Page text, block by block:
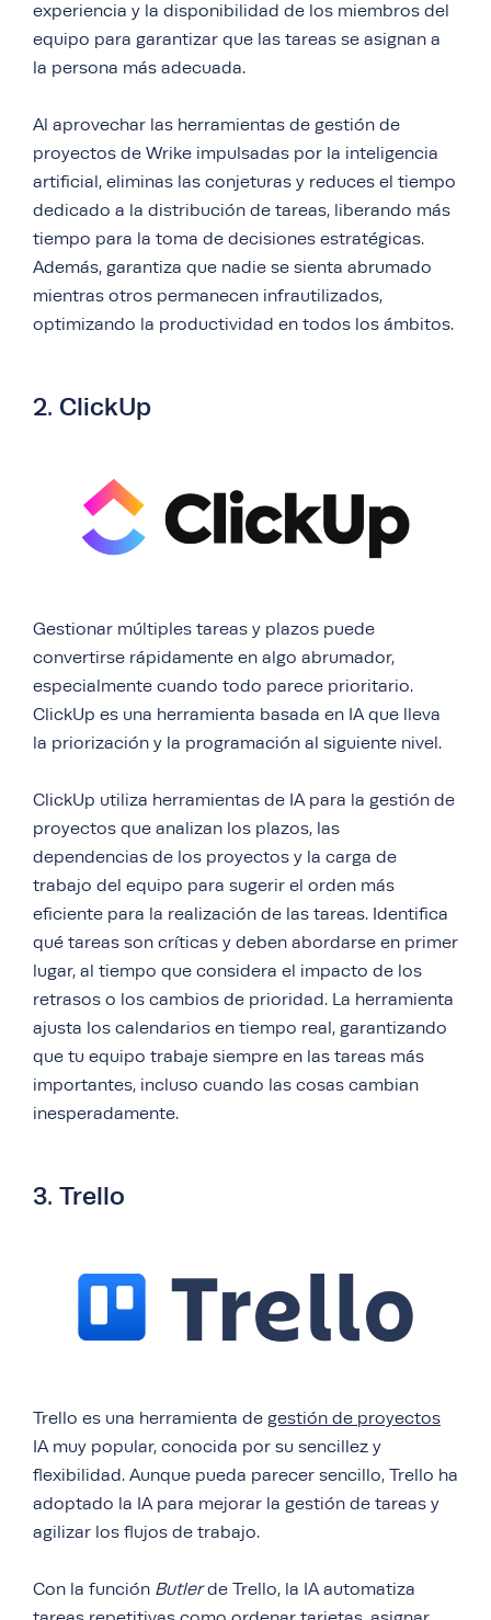
experiencia y la disponibilidad de los miembros del
equipo para garantizar que las tareas se asignan a
la persona más adecuada.
Al aprovechar las herramientas de gestión de
proyectos de Wrike impulsadas por la inteligencia
artificial, eliminas las conjeturas y reduces el tiempo
dedicado a la distribución de tareas, liberando más
tiempo para la toma de decisiones estratégicas.
Además, garantiza que nadie se sienta abrumado
mientras otros permanecen infrautilizados,
optimizando la productividad en todos los ámbitos.
2. ClickUp
Gestionar múltiples tareas y plazos puede
convertirse rápidamente en algo abrumador,
especialmente cuando todo parece prioritario.
ClickUp es una herramienta basada en IA que lleva
la priorización y la programación al siguiente nivel.
ClickUp utiliza herramientas de IA para la gestión de
proyectos que analizan los plazos, las
dependencias de los proyectos y la carga de
trabajo del equipo para sugerir el orden más
eficiente para la realización de las tareas. Identifica
qué tareas son críticas y deben abordarse en primer
lugar, al tiempo que considera el impacto de los
retrasos o los cambios de prioridad. La herramienta
ajusta los calendarios en tiempo real, garantizando
que tu equipo trabaje siempre en las tareas más
importantes, incluso cuando las cosas cambian
inesperadamente.
3. Trello
Trello es una herramienta de gestión de proyectos
IA muy popular, conocida por su sencillez y
flexibilidad. Aunque pueda parecer sencillo, Trello ha
adoptado la IA para mejorar la gestión de tareas y
agilizar los flujos de trabajo.
Con la función Butlerde Trello, la IA automatiza